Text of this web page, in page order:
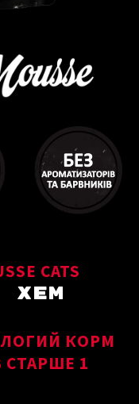
CATS
ХЕМ
КОРМ
1